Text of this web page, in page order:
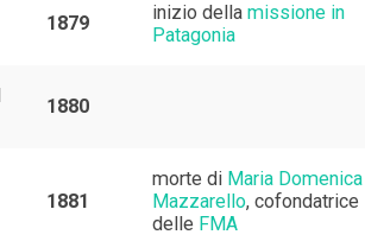
1879 inizio dellamissione in
Patagonia
1880
1881
morte di Maria Domenica
Mazzarello, cofondatrice
delle FMA